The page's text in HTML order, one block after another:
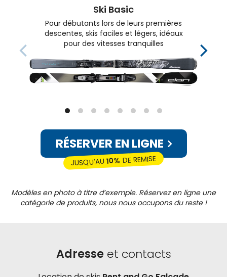
Ski Basic
Pour débutants lors de leurs premières
descentes, skis faciles et légers, idéaux
pour des vitesses tranquilles
RÉSERVER EN LIGNE
JUSQU’AU10% DE REMISE
Modèles en photo à titre d’exemple. Réservez en ligne une
catégorie de produits, nous nous occupons du reste !
Adresse et contacts